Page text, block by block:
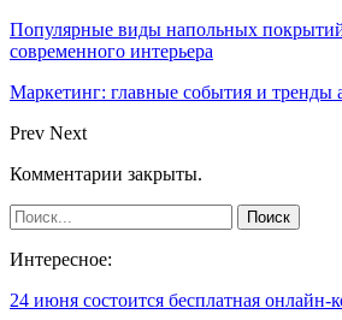
Популярные виды напольных
современного интерьера
Маркетинг: главные события и тренды
Prev Next
Комментарии закрыты.
Интересное:
24 июня состоится бесплатная